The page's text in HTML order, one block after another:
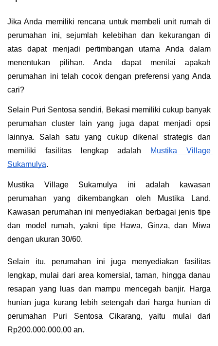
Jika Anda memiliki rencana untuk membeli unit rumah di
perumahan ini, sejumlah kelebihan dan kekurangan di
atas dapat menjadi pertimbangan utama Anda dalam
menentukan pilihan. Anda dapat menilai apakah
perumahan ini telah cocok dengan preferensi yang Anda
cari?
Selain Puri Sentosa sendiri, Bekasi memiliki cukup banyak
perumahan cluster lain yang juga dapat menjadi opsi
lainnya. Salah satu yang cukup dikenal strategis dan
memiliki fasilitas lengkap adalah
Mustika Village
Sukamulya.
Mustika Village Sukamulya ini adalah kawasan
perumahan yang dikembangkan oleh Mustika Land.
Kawasan perumahan ini menyediakan berbagai jenis tipe
dan model rumah, yakni tipe Hawa, Ginza, dan Miwa
dengan ukuran 30/60.
Selain itu, perumahan ini juga menyediakan fasilitas
lengkap, mulai dari area komersial, taman, hingga danau
resapan yang luas dan mampu mencegah banjir. Harga
hunian juga kurang lebih setengah dari harga hunian di
perumahan Puri Sentosa Cikarang, yaitu mulai dari
Rp200.000.000,00 an.